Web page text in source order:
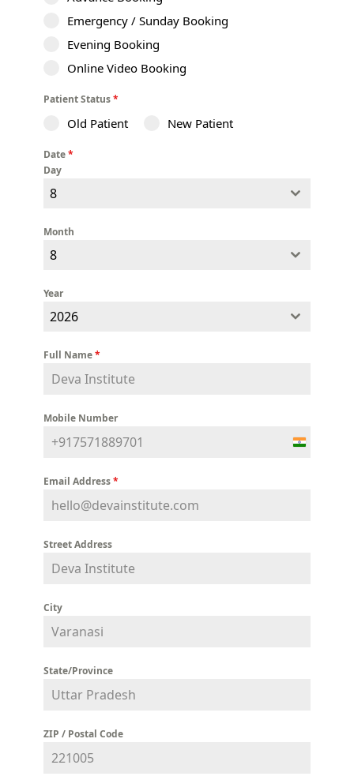
Emergency / Sunday Booking
Evening Booking
Online Video Booking
Patient Status*
Old Patient New Patient
Date*
Day
8
Month
8
Year
2026
Full Name*
Mobile Number
India
Email Address*
Street Address
City
State/Province
ZIP / Postal Code